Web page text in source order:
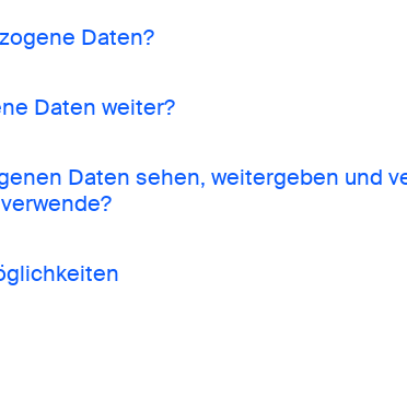
Daten?
Daten weiter?
Daten sehen, weitergeben und